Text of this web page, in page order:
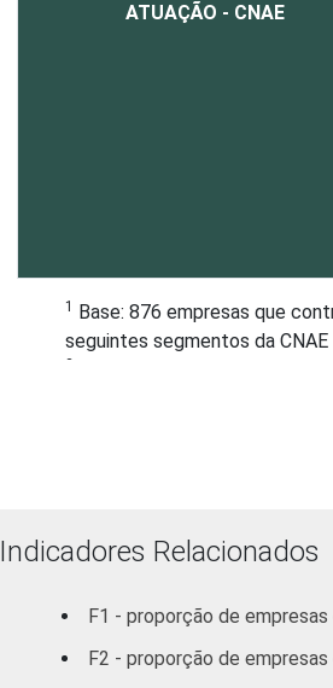
ATUAÇÃO - CNAE
1
Base: 876 empresas que
seguintes segmentos da
2
Indicadores Relacionados
F1 - proporção de
F2 - proporção de